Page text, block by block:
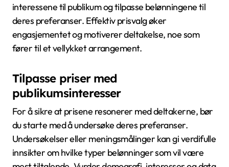
interessene til publikum og tilpasse belønningene til
deres preferanser. Effektiv prisvalg øker
engasjementet og motiverer deltakelse, noe som
fører til et vellykket arrangement.
Tilpasse priser med
publikumsinteresser
For å sikre at prisene resonerer med deltakerne, bør
du starte med å undersøke deres preferanser.
Undersøkelser eller meningsmålinger kan gi verdifulle
innsikter om hvilke typer belønninger som vil være